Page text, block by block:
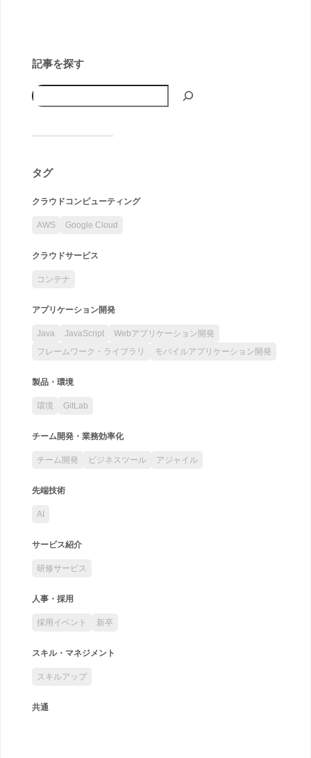
記事を探す
タグ
クラウドコンピューティング
AWS Google Cloud
クラウドサービス
コンテナ
アプリケーション開発
Java JavaScript
Webアプリケーション開発
フレームワーク・ライブラリ
モバイルアプリケーション開発
製品・環境
環境 GitLab
チーム開発・業務効率化
チーム開発 ビジネスツール アジャイル
先端技術
AI
サービス紹介
研修サービス
人事・採用
採用イベント 新卒
スキル・マネジメント
スキルアップ
共通